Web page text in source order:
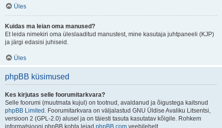
Üles
Kuidas ma leian oma manused?
Et leida nimekiri oma üleslaaditud manustest, mine kasutaja juhtpaneeli (KJP)
ja järgi edasisi juhiseid.
Üles
phpBB küsimused
Kes kirjutas selle foorumitarkvara?
Selle foorumi (muutmata kujul) on tootnud, avaldanud ja õigustega kaitsnud
phpBB Limited . Foorumitarkvara on väljalastud GNU Üldise Avaliku Litsentsi,
versioon 2 (GPL-2.0) alusel ja on täiesti tasuta kasutatav kõigile. Rohkem
informatsiooni phpBB kohta leiad phpBB.com veebilehelt.